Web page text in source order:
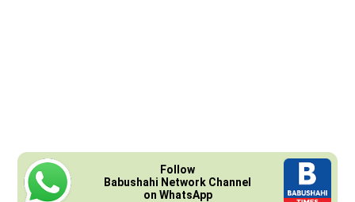
Follow
Babushahi Network Channel
on WhatsApp